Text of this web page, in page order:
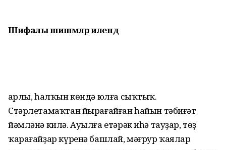
Шифалы шишмәләр илендә
Ҡарлы, һалҡын көндә юлға сыҡтыҡ.
Стәрлетамаҡтан йырағайған һайын тәбиғәт
йәмләнә килә. Ауылға етәрәк иһә тауҙар, төҙ
ҡарағайҙар күренә башлай, мәғрур ҡаялар